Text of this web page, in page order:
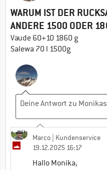
WARUM IST DER
ANDERE 1500 ODER
Vaude 60+10 1860 g
Salewa 70 l 1500g
Marco | Kundenservice
19.12.2025 16:17
Hallo Monika,